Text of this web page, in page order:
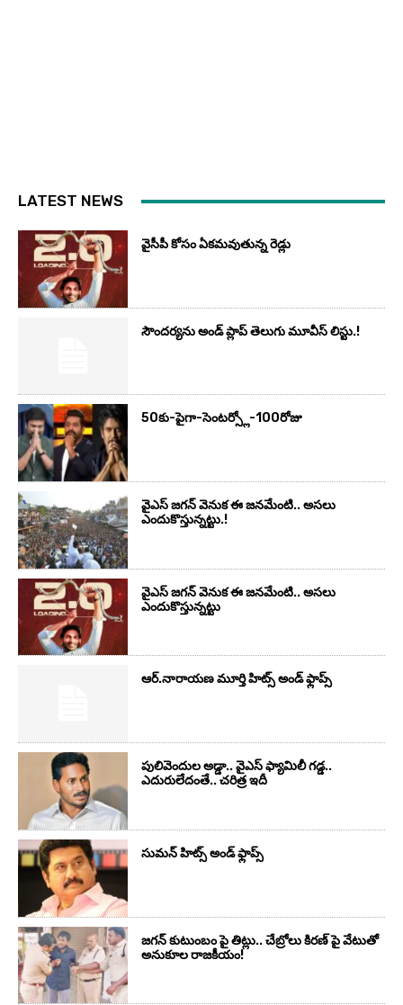
LATEST NEWS
వైసీపీ కోసం ఏక‌మ‌వుతున్న రెడ్లు
సౌందర్యను అండ్‌ ప్లాప్‌ తెలుగు మూవీస్‌ లిస్టు.!
50కు-పైగా-సెంటర్స్లో-100రోజు
వైఎస్‌ జగన్‌ వెనుక ఈ జనమేంటి.. అసలు
ఎందుకొస్తున్నట్టు.!
వైఎస్‌ జగన్‌ వెనుక ఈ జనమేంటి.. అసలు
ఎందుకొస్తున్నట్టు
ఆర్‌.నారాయ‌ణ మూర్తి హిట్స్ అండ్ ఫ్లాప్స్‌
పులివెందుల అడ్డా.. వైఎస్ ఫ్యామిలీ గడ్డ..
ఎదురులేదంతే.. చరిత్ర ఇదీ
సుమ‌న్ హిట్స్ అండ్ ఫ్లాప్స్‌
జగన్ కుటుంబం పై తిట్లు.. చేబ్రోలు కిరణ్ పై వేటుతో
అనుకూల రాజకీయం!